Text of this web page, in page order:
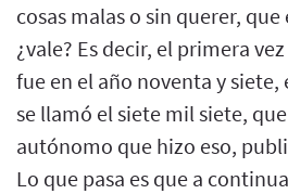
cosas malas o sin querer,
¿vale? Es decir, el primera
fue en el año noventa y
se llamó el siete mil siete,
autónomo que hizo eso,
Lo que pasa es que a